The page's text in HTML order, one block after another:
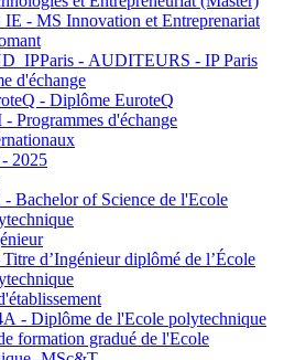
IE - MS Innovation et Entreprenariat
- AUDITEURS - IP Paris
d'échange
- Diplôme EuroteQ
- Programmes d'échange
2025
Bachelor of Science de l'Ecole
d’Ingénieur diplômé de l’École
- Diplôme de l'Ecole polytechnique
formation gradué de l'Ecole